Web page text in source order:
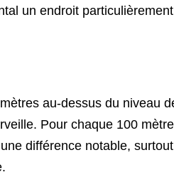
un endroit
au-dessus du niveau
Pour chaque 100
différence notable,